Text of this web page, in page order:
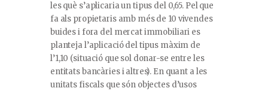
les què s’aplicaria un tipus del 0,65. Pel que
fa als propietaris amb més de 10 vivendes
buides i fora del mercat immobiliari es
planteja l’aplicació del tipus màxim de
l’1,10 (situació que sol donar-se entre les
entitats bancàries i altres). En quant a les
unitats fiscals que són objectes d’usos